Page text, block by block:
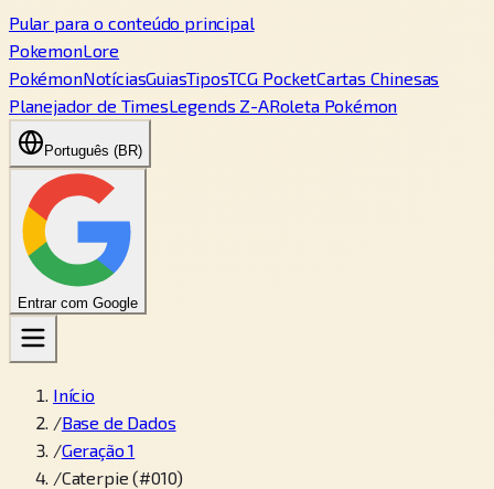
Pular para o conteúdo principal
PokemonLore
PokémonNotíciasGuiasTiposTCG PocketCartas Chinesas
Planejador de TimesLegends Z-ARoleta Pokémon
Português (BR)
Entrar com Google
Início
/Base de Dados
/Geração 1
/Caterpie (#010)